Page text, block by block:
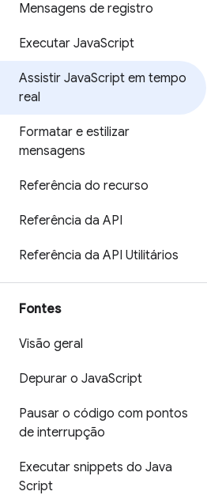
Mensagens de registro
Executar JavaScript
Assistir JavaScript em tempo
real
Formatar e estilizar
mensagens
Referência do recurso
Referência da API
Referência da API Utilitários
Fontes
Visão geral
Depurar o JavaScript
Pausar o código com pontos
de interrupção
Executar snippets do Java
Script